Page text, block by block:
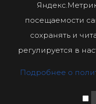
посещаемости
сохранять и
регулируется в
Подробнее о